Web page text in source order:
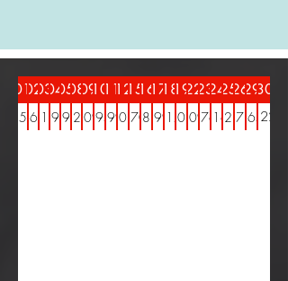
01020304050809101112151617181922232425262930
156
167218196194122209195199202170182199217202209176216123178165
122